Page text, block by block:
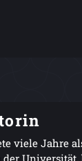
viele Jahre
Universität,